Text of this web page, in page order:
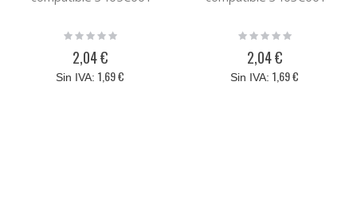
Rating:
2,04 €
1,69 €
Rating:
2,04 €
1,69 €